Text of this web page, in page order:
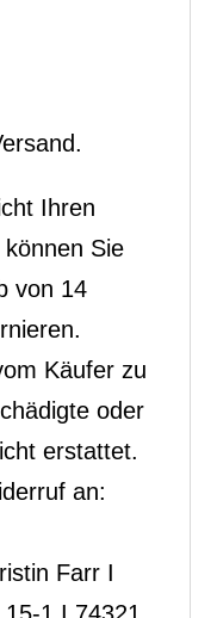
Ihren
Sie
von 14
Käufer zu
oder
erstattet.
an:
Farr I